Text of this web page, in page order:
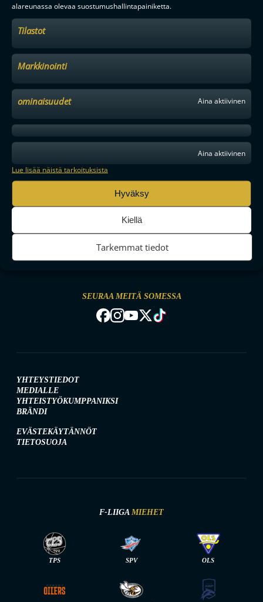
alareunassa olevaa suostumushallintapainiketta.
Tilastot
Markkinointi
ominaisuudet Aina aktiivinen
Aina aktiivinen
Lue lisää näistä tarkoituksista
Hyväksy
Kiellä
Tarkemmat tiedot
MAAILMAN VIIHDYTTÄVINTÄ SALIBANDYA
SEURAA MEITÄ SOMESSA
YHTEYSTIEDOT
MEDIALLE
YHTEISTYÖKUMPPANIKSI
BRÄNDI
EVÄSTEKÄYTÄNNÖT
TIETOSUOJA
F-LIIGA MIEHET
TPS SPV OLS